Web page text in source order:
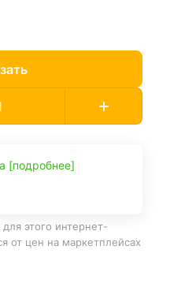
[подробнее]
этого интернет-
от цен на маркетплейсах